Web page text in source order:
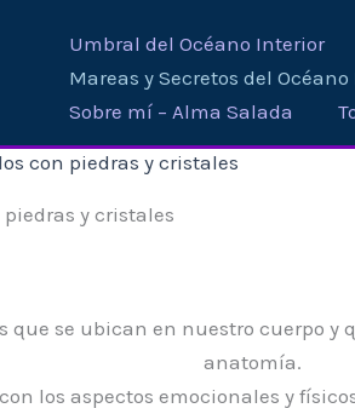
Umbral del Océano Interior
Mareas y Secretos del
Sobre mí – Alma Salada
con piedras y cristales
y cristales
que se ubican en nuestro cuerpo
anatomía.
los aspectos emocionales y